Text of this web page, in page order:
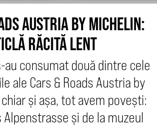
AUSTRIA BY MICHELIN:
RĂCITĂ LENT
au consumat două dintre cele
ale Cars & Roads Austria by
și așa, tot avem povești:
Alpenstrasse și de la muzeul